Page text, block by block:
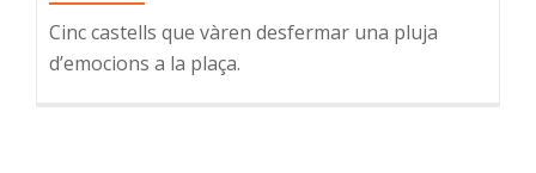
Cinc castells que vàren desfermar una pluja
d’emocions a la plaça.